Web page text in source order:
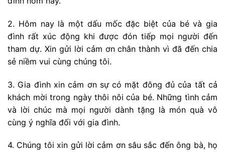
2. Hôm nay là một dấu mốc đặc biệt của bé và gia
đình rất xúc động khi được đón tiếp mọi người đến
tham dự. Xin gửi lời cảm ơn chân thành vì đã đến chia
sẻ niềm vui cùng chúng tôi.
3. Gia đình xin cảm ơn sự có mặt đông đủ của tất cả
khách mời trong ngày thôi nôi của bé. Những tình cảm
và lời chúc mà mọi người dành tặng là món quà vô
cùng ý nghĩa đối với gia đình.
4. Chúng tôi xin gửi lời cảm ơn sâu sắc đến ông bà, họ